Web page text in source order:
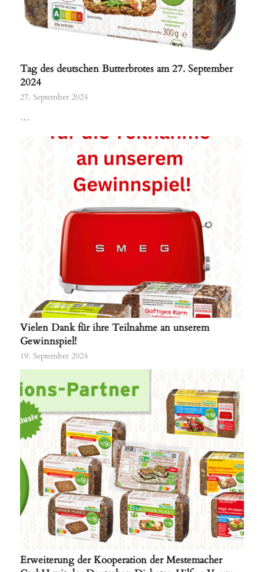
Tag des deutschen Butterbrotes am 27. September
2024
27. September 2024
…
Vielen Dank für ihre Teilnahme an unserem
Gewinnspiel!
19. September 2024
Erweiterung der Kooperation der Mestemacher